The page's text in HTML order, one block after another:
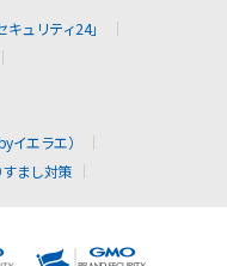
ュリティ24」
イエラエ）
まし対策